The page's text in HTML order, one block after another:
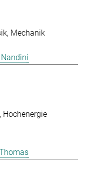
Mechanik
Hochenergie